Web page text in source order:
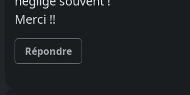
Merci !!
Répondre